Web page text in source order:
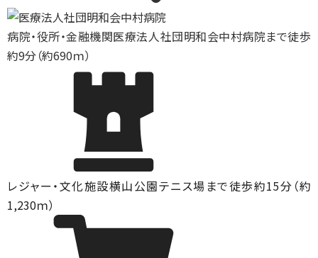
病院・役所・金融機関医療法人社団明和会中村病院まで徒歩
約9分（約690ｍ）
レジャー・文化施設横山公園テニス場まで徒歩約15分（約
1,230ｍ）